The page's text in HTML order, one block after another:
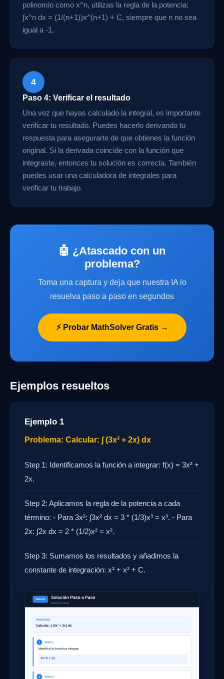
polinomio como x^n, utilizas la regla de la potencia:
∫x^n dx = (1/(n+1))x^(n+1) + C, siempre que n no sea
igual a -1.
4
Paso 4: Verificar el resultado
Una vez que hayas calculado la integral, es importante
verificar tu resultado. Puedes hacerlo derivando tu
respuesta para asegurarte de que obtienes la función
original. Si la derivada coincide con la función que
integraste, entonces tu solución es correcta. También
puedes usar una calculadora de integrales para
verificar tu trabajo.
🤖 ¿Atascado con un
problema?
Toma una captura y deja que nuestra IA lo
resuelva paso a paso en segundos
⚡ Probar MathSolver Gratis →
Ejemplos resueltos
Ejemplo 1
Problema: Calcular: ∫ (3x² + 2x) dx
Step 1: Identificamos la función a integrar: f(x) = 3x² +
2x.
Step 2: Aplicamos la regla de la potencia a cada
término: - Para 3x²: ∫3x² dx = 3 * (1/3)x³ = x³. - Para
2x: ∫2x dx = 2 * (1/2)x² = x².
Step 3: Sumamos los resultados y añadimos la
constante de integración: x³ + x² + C.